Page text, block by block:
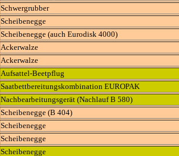
Schwergrubber
Scheibenegge
Scheibenegge (auch Eurodisk 4000)
Ackerwalze
Ackerwalze
Aufsattel-Beetpflug
Saatbettbereitungskombination EUROPAK
Nachbearbeitungsgerät (Nachlauf B 580)
Scheibenegge (B 404)
Scheibenegge
Scheibenegge
Scheibenegge